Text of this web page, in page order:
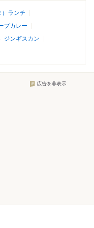
）ランチ
プカレー
ジンギスカン
広告を非表示